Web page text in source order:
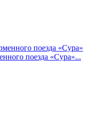
поезда «Сура»...